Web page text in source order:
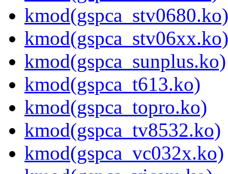
kmod(gspca_stv0680.ko)
kmod(gspca_stv06xx.ko)
kmod(gspca_sunplus.ko)
kmod(gspca_t613.ko)
kmod(gspca_topro.ko)
kmod(gspca_tv8532.ko)
kmod(gspca_vc032x.ko)